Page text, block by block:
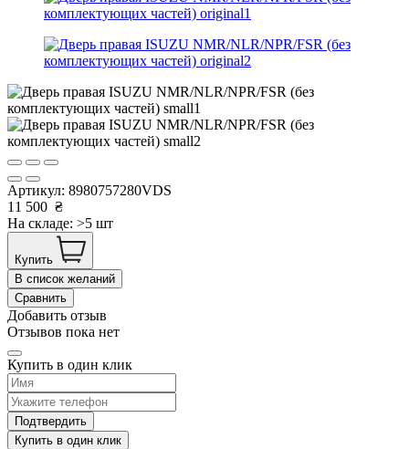
Артикул: 8980757280VDS
11 500 ₴
На складе: >5 шт
Купить
В список желаний
Сравнить
Добавить отзыв
Отзывов пока нет
Купить в один клик
Подтвердить
Купить в один клик